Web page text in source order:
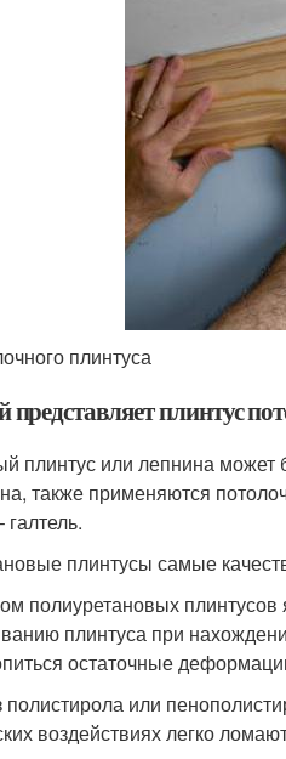
плинтуса
представляет плинтус
плинтус или лепнина может
также применяются
галтель.
плинтусы самые
полиуретановых
плинтуса при
остаточные
полистирола или
воздействиях легко